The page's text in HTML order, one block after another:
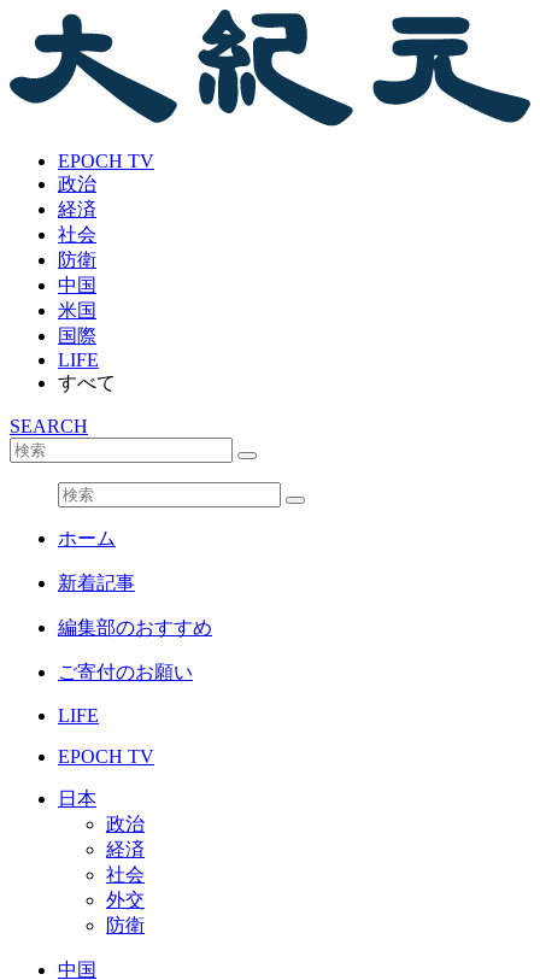
EPOCH TV
政治
経済
社会
防衛
中国
米国
国際
LIFE
すべて
SEARCH
ホーム
新着記事
編集部のおすすめ
ご寄付のお願い
LIFE
EPOCH TV
日本
政治
経済
社会
外交
防衛
中国